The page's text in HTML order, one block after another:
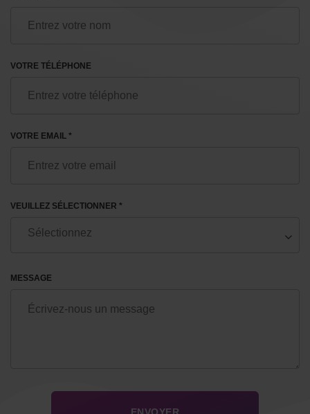
VOTRE TÉLÉPHONE
VOTRE EMAIL *
VEUILLEZ SÉLECTIONNER *
MESSAGE